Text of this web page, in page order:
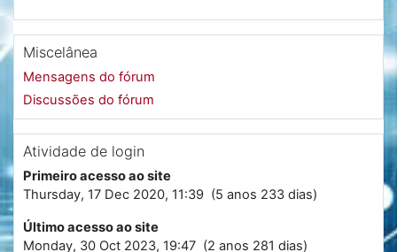
Miscelânea
Mensagens do fórum
Discussões do fórum
Atividade de login
Primeiro acesso ao site
Thursday, 17 Dec 2020, 11:39 (5 anos 233 dias)
Último acesso ao site
Monday, 30 Oct 2023, 19:47 (2 anos 281 dias)